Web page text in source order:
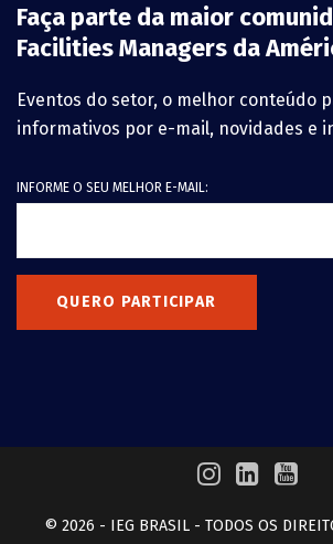
Faça parte da maior
Facilities Managers da
Eventos do setor, o melhor conteúdo
informativos por e-mail, novidades e
INFORME O SEU MELHOR E-MAIL:
QUERO PARTICIPAR
© 2026 - IEG BRASIL - TODOS OS